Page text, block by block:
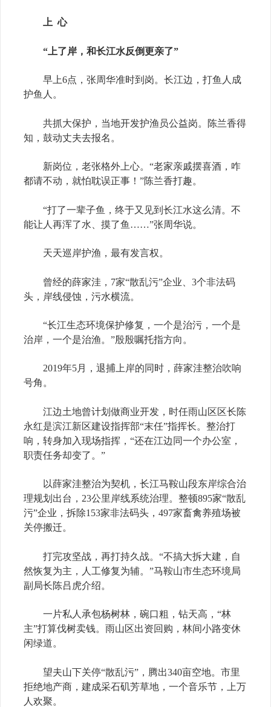
上 心
“上了岸，和长江水反倒更亲了”
早上6点，张周华准时到岗。长江边，打鱼人成
护鱼人。
共抓大保护，当地开发护渔员公益岗。陈兰香得
知，鼓动丈夫去报名。
新岗位，老张格外上心。“老家亲戚摆喜酒，咋
都请不动，就怕耽误正事！”陈兰香打趣。
“打了一辈子鱼，终于又见到长江水这么清。不
能让人再浑了水、摸了鱼……”张周华说。
天天巡岸护渔，最有发言权。
曾经的薛家洼，7家“散乱污”企业、3个非法码
头，岸线侵蚀，污水横流。
“长江生态环境保护修复，一个是治污，一个是
治岸，一个是治渔。”殷殷嘱托指方向。
2019年5月，退捕上岸的同时，薛家洼整治吹响
号角。
江边土地曾计划做商业开发，时任雨山区区长陈
永红是滨江新区建设指挥部“末任”指挥长。整治打
响，转身加入现场指挥，“还在江边同一个办公室，
职责任务却变了。”
以薛家洼整治为契机，长江马鞍山段东岸综合治
理规划出台，23公里岸线系统治理。整顿895家“散乱
污”企业，拆除153家非法码头，497家畜禽养殖场被
关停搬迁。
打完攻坚战，再打持久战。“不搞大拆大建，自
然恢复为主，人工修复为辅。”马鞍山市生态环境局
副局长陈吕虎介绍。
一片私人承包杨树林，碗口粗，钻天高，“林
主”打算伐树卖钱。雨山区出资回购，林间小路变休
闲绿道。
望夫山下关停“散乱污”，腾出340亩空地。市里
拒绝地产商，建成采石矶芳草地，一个音乐节，上万
人欢聚。